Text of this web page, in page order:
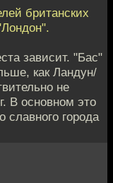
британских
зависит. "Бас"
как Ландун/
не
В основном это
славного города